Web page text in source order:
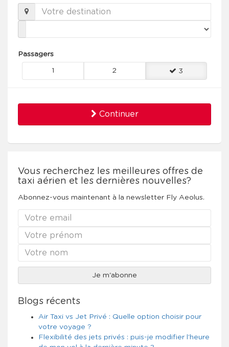
Passagers
1 2 3
Continuer
Vous recherchez les meilleures offres de
taxi aérien et les dernières nouvelles?
Abonnez-vous maintenant à la newsletter Fly Aeolus.
Blogs récents
Air Taxi vs Jet Privé : Quelle option choisir pour
votre voyage ?
Flexibilité des jets privés : puis-je modifier l’heure